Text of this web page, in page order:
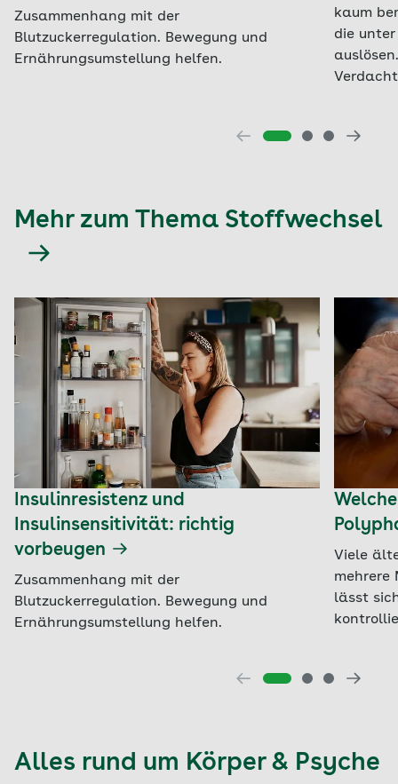
Zusammenhang mit der
Blutzuckerregulation. Bewegung und
Ernährungsumstellung helfen.
kaum
die
Mehr zum Thema Stoffwechsel
Insulinresistenz und
Insulinsensitivität: richtig
vorbeugen
Zusammenhang mit der
Blutzuckerregulation. Bewegung und
Ernährungsumstellung helfen.
Viele
mehrere
lässt
Alles rund um Körper & Psyche